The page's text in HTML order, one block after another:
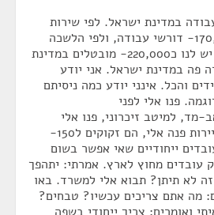
במדינת ישראל. לפי שירות
התעסוקה, יש לנו כ170,000- דורשי עבודה, ולפי הלשכה
המרכזית לסטטיסטיקה, יש לנו כ220,000- מובטלים במדינת
פה במדינת ישראל. אני יודע
והכל. אינני יודע כמה ניסיתם
פנו אלי לפני
מד, למיטב זיכרוני, פנו אלי
אנשים מכובדים, שר התיירות פנה אלי, הם זקוקים ל150-
ייחודיים שאי אפשר בשום
עובדים מחוץ לארץ. אמרתי: יתהפך
לא תיתן? תבוא אלי למשרד. באו
מה אתם צריכים עכשיו? טבחים?